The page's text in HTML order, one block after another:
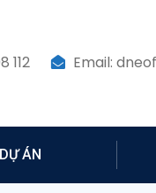
112 Email:
DỰ ÁN